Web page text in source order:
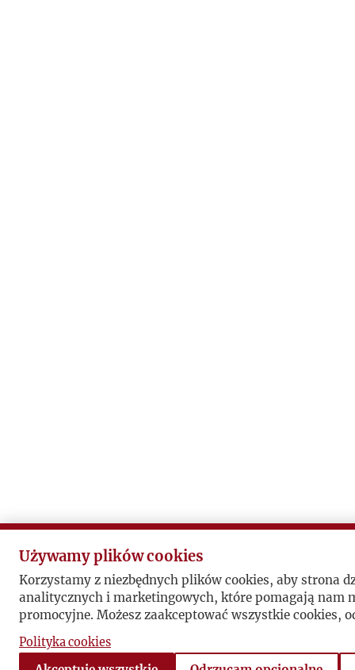
Używamy plików cookies
Korzystamy z niezbędnych plików cookies, aby strona
analitycznych i marketingowych, które pomagają nam
promocyjne. Możesz zaakceptować wszystkie cookies,
Polityka cookies